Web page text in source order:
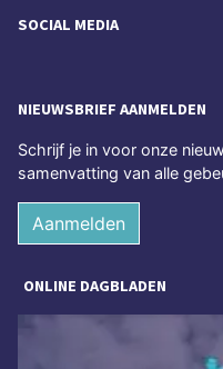
SOCIAL MEDIA
NIEUWSBRIEF AANMELDEN
Schrijf je in voor onze
samenvatting van alle
Aanmelden
ONLINE DAGBLADEN